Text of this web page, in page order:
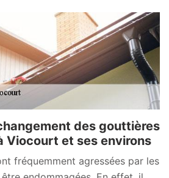
des gouttières
Viocourt et ses environs
fréquemment agressées par les